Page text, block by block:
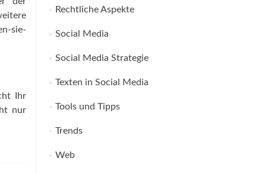
sie-
Ihr
nur
Rechtliche Aspekte
Social Media
Social Media Strategie
Texten in Social Media
Tools und Tipps
Trends
Web